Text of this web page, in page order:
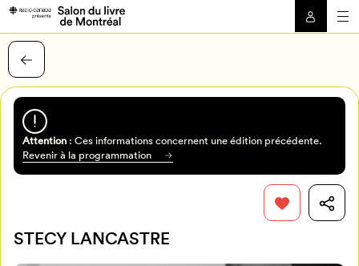
Attention: Ces informations concernent une édition précédente.
Revenir à la programmation
STECY LANCASTRE